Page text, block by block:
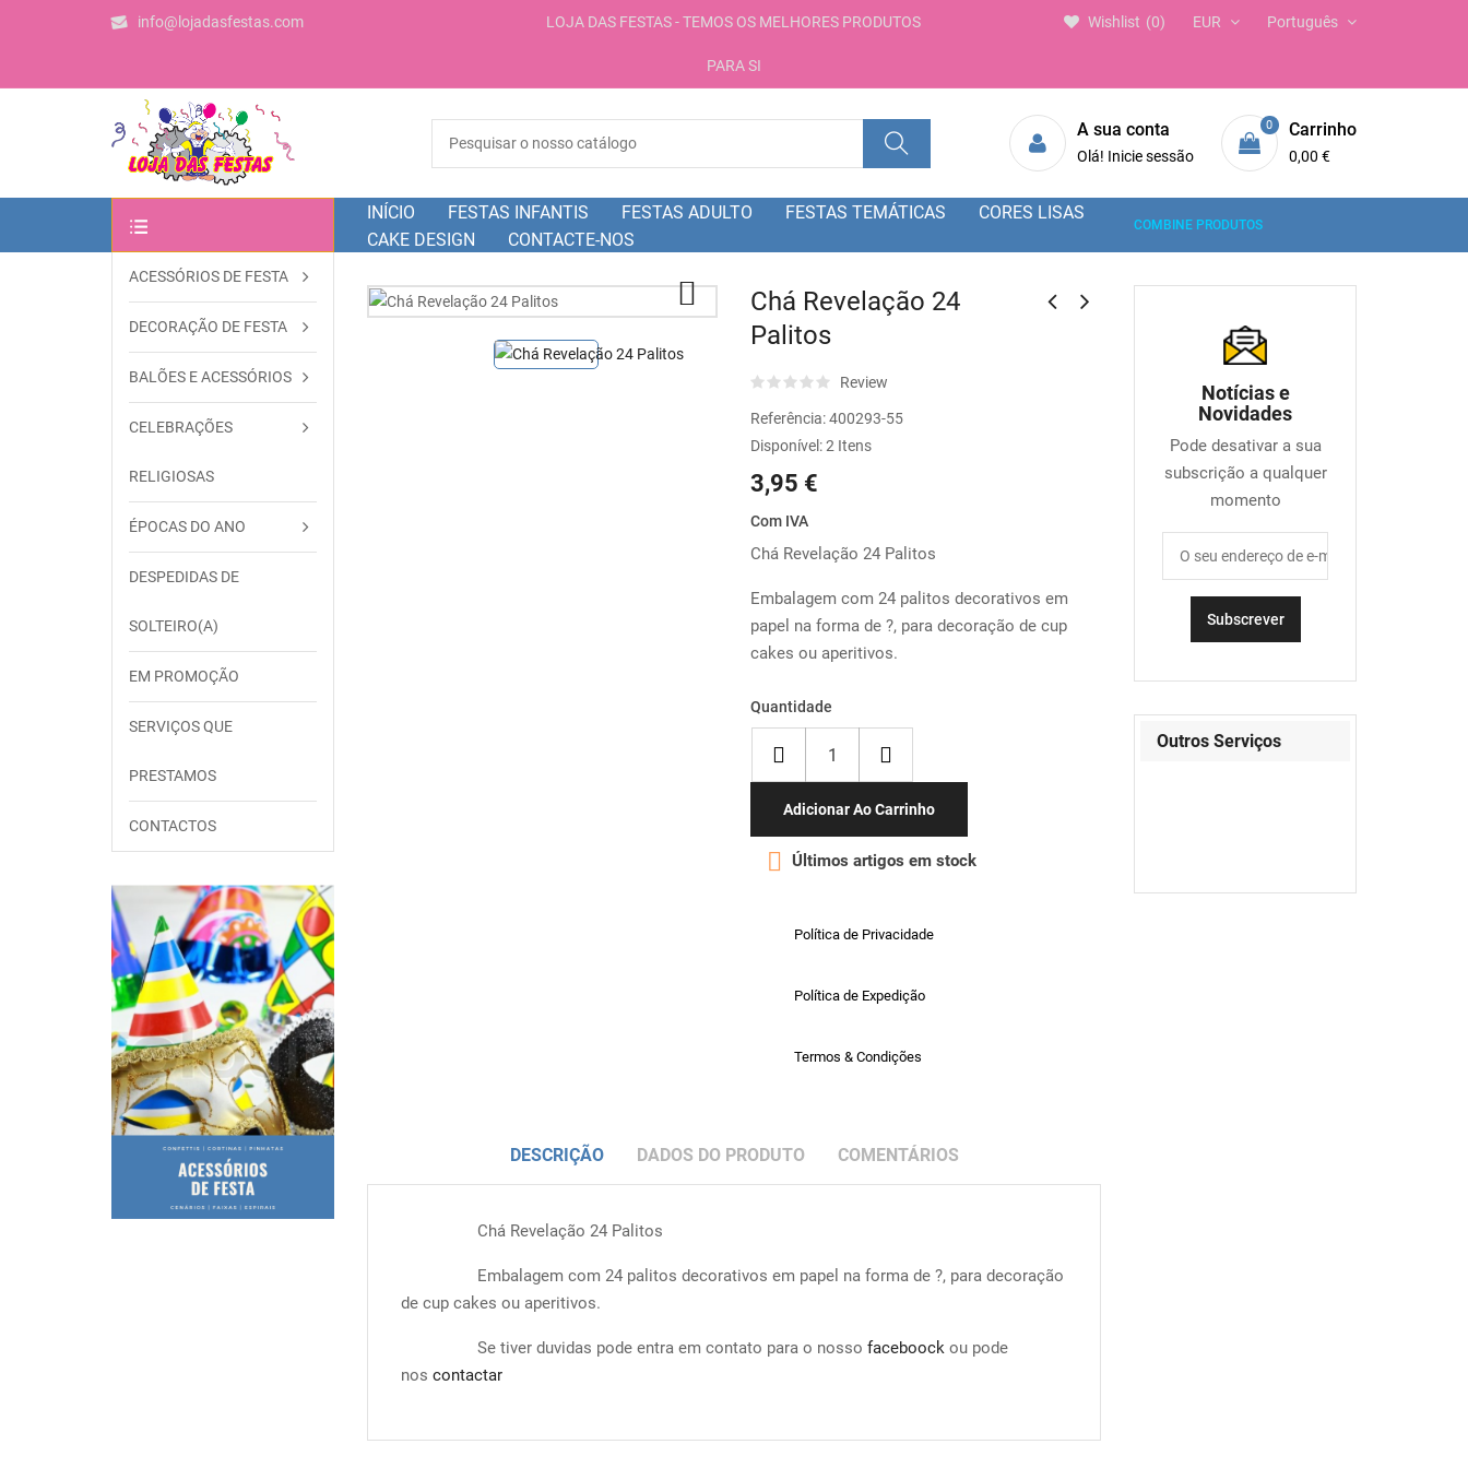
info@lojadasfestas.com LOJA DAS FESTAS - TEMOS OS MELHORES PRODUTOS
PARA SI
Português
EUR
Wishlist 0
A sua conta
Olá! Inicie sessão
0 Carrinho
0,00 €
INÍCIO FESTAS INFANTIS FESTAS ADULTO FESTAS TEMÁTICAS
CORES LISAS
CAKE DESIGN
CONTACTE-NOS
COMBINE PRODUTOS
OUTRAS CATEGORIAS
ACESSÓRIOS DE FESTA
DECORAÇÃO DE FESTA
BALÕES E ACESSÓRIOS
CELEBRAÇÕES
RELIGIOSAS
ÉPOCAS DO ANO
DESPEDIDAS DE
SOLTEIRO(A)
EM PROMOÇÃO
SERVIÇOS QUE
PRESTAMOS
CONTACTOS

Chá Revelação 24
Palitos
Review
Referência:400293-55
Disponível:2 Itens
3,95 €
Com IVA
Chá Revelação 24 Palitos
Embalagem com 24 palitos decorativos em
papel na forma de ?, para decoração de cup
cakes ou aperitivos.
Quantidade
Adicionar Ao Carrinho
 Últimos artigos em stock
Política de Privacidade
Política de Expedição
Termos & Condições
DESCRIÇÃO DADOS DO PRODUTO COMENTÁRIOS
Chá Revelação 24 Palitos
Embalagem com 24 palitos decorativos em papel na forma de ?, para decoração
de cup cakes ou aperitivos.
Se tiver duvidas pode entra em contato para o nosso faceboock ou pode
nos contactar
Notícias e
Novidades
Pode desativar a sua
subscrição a qualquer
momento
Outros Serviços